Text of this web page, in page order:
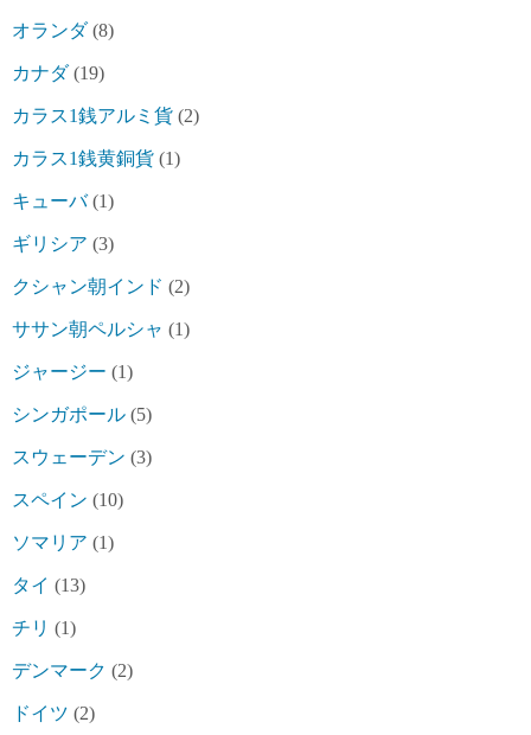
オランダ(8)
カナダ(19)
カラス1銭アルミ貨 (2)
カラス1銭黄銅貨 (1)
キューバ(1)
ギリシア (3)
クシャン朝インド (2)
ササン朝ペルシャ (1)
ジャージー (1)
シンガポール (5)
スウェーデン (3)
スペイン (10)
ソマリア (1)
タイ (13)
チリ (1)
デンマーク (2)
ドイツ (2)